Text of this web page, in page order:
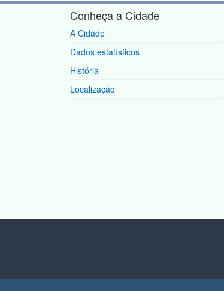
Conheça a Cidade
A Cidade
Dados estatísticos
História
Localização